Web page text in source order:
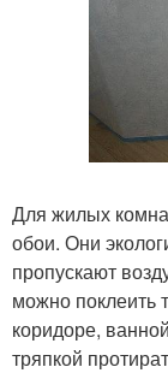
Для жилых
обои. Они
пропускают
можно поклеить
коридоре,
тряпкой